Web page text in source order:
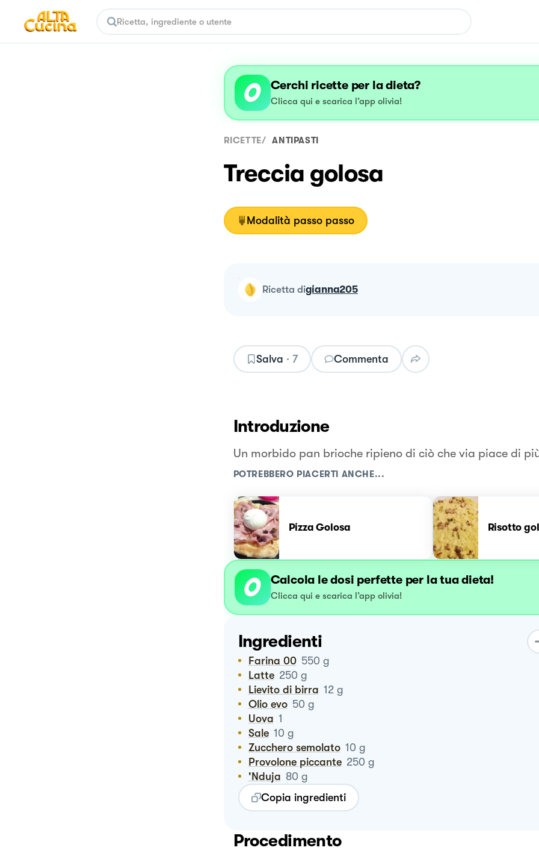
Cerchi ricette per la dieta?
Clicca qui e scarica l’app olivia!
RICETTE/ ANTIPASTI
Treccia golosa
Modalità passo passo
ricetta digianna205
Salva · 7 Commenta
Introduzione
Un morbido pan brioche ripieno di ciò che via piace di
POTREBBERO PIACERTI ANCHE...
Pizza Golosa Risotto
Calcola le dosi perfette per la tua dieta!
Clicca qui e scarica l’app olivia!
Ingredienti
Farina 00 550 g
Latte 250 g
Lievito di birra 12 g
Olio evo 50 g
Uova 1
Sale 10 g
Zucchero semolato 10 g
Provolone piccante 250 g
'nduja 80 g
Copia ingredienti
Procedimento